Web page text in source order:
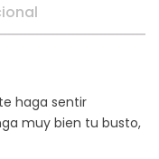
haga sentir
muy bien tu busto,